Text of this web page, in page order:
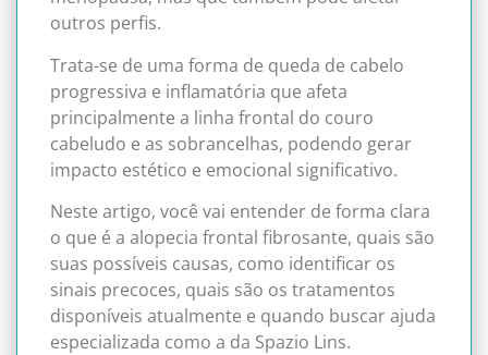
outros perfis.
Trata-se de uma forma de queda de cabelo
progressiva e inflamatória que afeta
principalmente a linha frontal do couro
cabeludo e as sobrancelhas, podendo gerar
impacto estético e emocional significativo.
Neste artigo, você vai entender de forma clara
o que é a alopecia frontal fibrosante, quais são
suas possíveis causas, como identificar os
sinais precoces, quais são os tratamentos
disponíveis atualmente e quando buscar ajuda
especializada como a da Spazio Lins.